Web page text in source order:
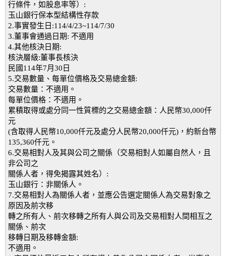
行條件，如股息率等）:
玉山銀行保本型結構性存款
2.事實發生日:114/4/23~114/7/30
3.董事會通過日期: 不適用
4.其他核決日期:
核決層級:董事長核決
民國114年7月30日
5.交易數量、每單位價格及交易總金額:
交易數量：不適用。
每單位價格：不適用。
累積取得或處分同一性質標的之交易總金額：人民幣30,000仟
元
(含取得人民幣10,000仟元及處分人民幣20,000仟元)，約新台幣
135,360仟元。
6.交易相對人及其與公司之關係（交易相對人如屬自然人，且
非公司之
關係人者，得免揭露其姓名）:
玉山銀行：非關係人。
7.交易相對人為關係人者，並應公告選定關係人為交易對象之
原因及前次移
轉之所有人、前次移轉之所有人與公司及交易相對人間相互之
關係、前次
移轉日期及移轉金額:
不適用。